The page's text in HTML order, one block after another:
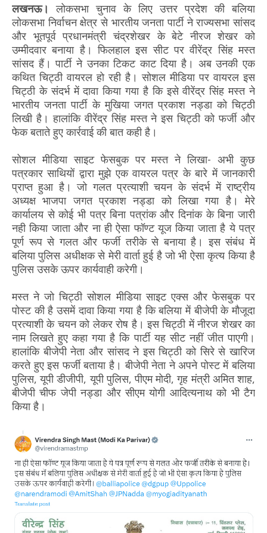
लखनऊ। लोकसभा चुनाव के लिए उत्तर प्रदेश की बलिया
लोकसभा निर्वाचन क्षेत्र से भारतीय जनता पार्टी ने राज्यसभा सांसद
और भूतपूर्व प्रधानमंत्री चंद्रशेखर के बेटे नीरज शेखर को
उम्मीदवार बनाया है। फिलहाल इस सीट पर वीरेंद्र सिंह मस्त
सांसद हैं। पार्टी ने उनका टिकट काट दिया है। अब उनकी एक
कथित चिट्ठी वायरल हो रही है। सोशल मीडिया पर वायरल इस
चिट्ठी के संदर्भ में दावा किया गया है कि इसे वीरेंद्र सिंह मस्त ने
भारतीय जनता पार्टी के मुखिया जगत प्रकाश नड्डा को चिट्ठी
लिखी है। हालांकि वीरेंद्र सिंह मस्त ने इस चिट्ठी को फर्जी और
फेक बताते हुए कार्रवाई की बात कही है।
सोशल मीडिया साइट फेसबुक पर मस्त ने लिखा- अभी कुछ
पत्रकार साथियों द्वारा मुझे एक वायरल पत्र के बारे में जानकारी
प्राप्त हुआ है। जो गलत प्रत्याशी चयन के संदर्भ में राष्ट्रीय
अध्यक्ष भाजपा जगत प्रकाश नड्डा को लिखा गया है। मेरे
कार्यालय से कोई भी पत्र बिना पत्रांक और दिनांक के बिना जारी
नही किया जाता और ना ही ऐसा फॉण्ट यूज किया जाता है ये पत्र
पूर्ण रूप से गलत और फर्जी तरीके से बनाया है। इस संबंध में
बलिया पुलिस अधीक्षक से मेरी वार्ता हुई है जो भी ऐसा कृत्य किया है
पुलिस उसके ऊपर कार्यवाही करेगी।
मस्त ने जो चिट्ठी सोशल मीडिया साइट एक्स और फेसबुक पर
पोस्ट की है उसमें दावा किया गया है कि बलिया में बीजेपी के मौजूदा
प्रत्याशी के चयन को लेकर रोष है। इस चिट्ठी में नीरज शेखर का
नाम लिखते हुए कहा गया है कि पार्टी यह सीट नहीं जीत पाएगी।
हालांकि बीजेपी नेता और सांसद ने इस चिट्ठी को सिरे से खारिज
करते हुए इस फर्जी बताया है। बीजेपी नेता ने अपने पोस्ट में बलिया
पुलिस, यूपी डीजीपी, यूपी पुलिस, पीएम मोदी, गृह मंत्री अमित शाह,
बीजेपी चीफ जेपी नड्डा और सीएम योगी आदित्यनाथ को भी टैग
किया है।